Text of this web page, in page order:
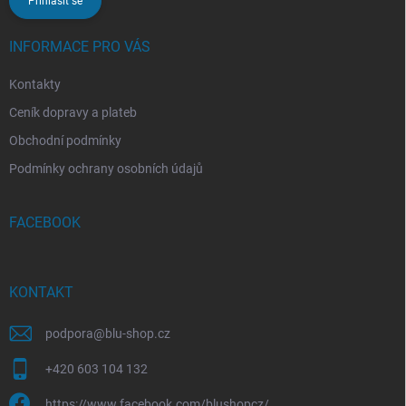
INFORMACE PRO VÁS
Kontakty
Ceník dopravy a plateb
Obchodní podmínky
Podmínky ochrany osobních údajů
FACEBOOK
KONTAKT
podpora@blu-shop.cz
+420 603 104 132